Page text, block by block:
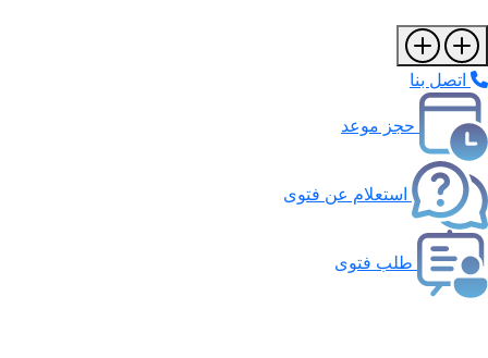
اتصل بنا
حجز موعد
استعلام عن فتوى
طلب فتوى